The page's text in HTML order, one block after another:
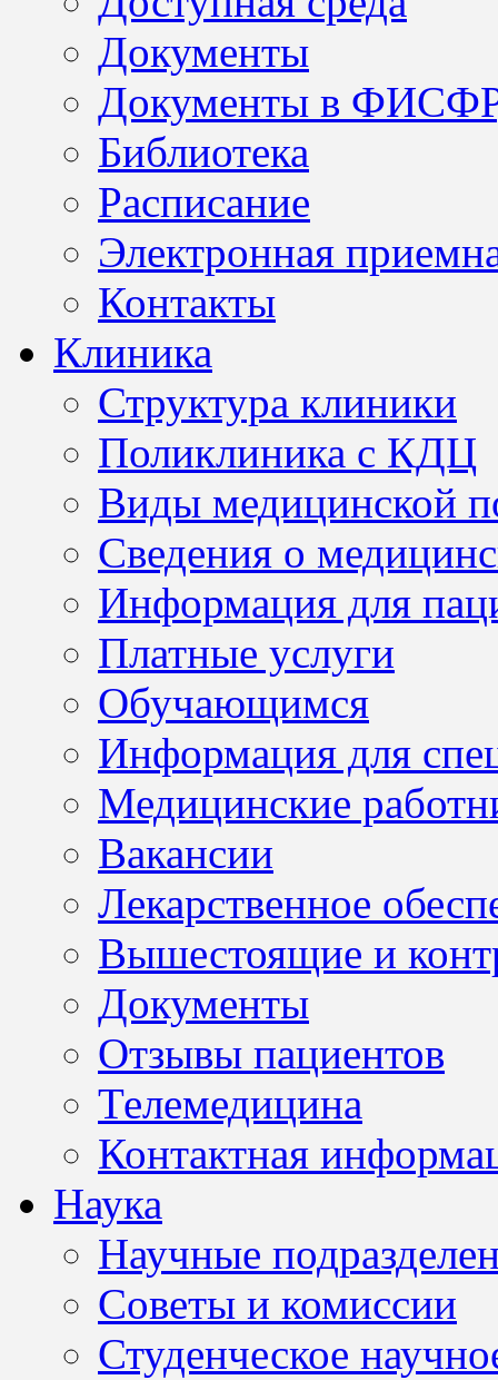
Документы
Документы в
Библиотека
Расписание
Электронная
Контакты
Клиника
Структура клиники
Поликлиника с КДЦ
Виды медицинской
Сведения о
Информация для
Платные услуги
Обучающимся
Информация для
Медицинские
Вакансии
Лекарственное
Вышестоящие и
Документы
Отзывы пациентов
Телемедицина
Контактная
Наука
Научные
Советы и комиссии
Студенческое